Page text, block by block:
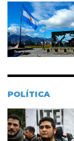
Imagen
POLÍTICA
Imagen